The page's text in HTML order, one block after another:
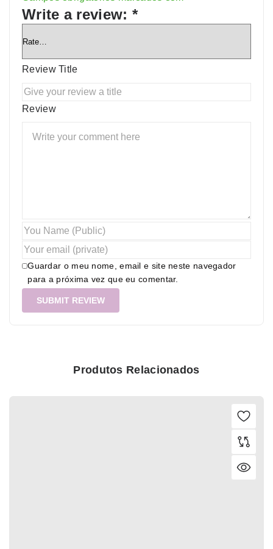
Write a review: *
Review Title
Review
Guardar o meu nome, email e site neste navegador
para a próxima vez que eu comentar.
Produtos Relacionados